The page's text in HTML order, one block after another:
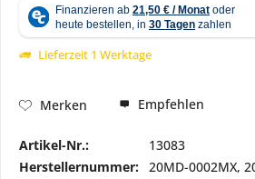
Lieferzeit 1 Werktage
Merken Empfehlen
Artikel-Nr.:
13083
Herstellernummer: 20MD-0002MX,